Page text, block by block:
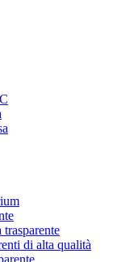
di alta qualità